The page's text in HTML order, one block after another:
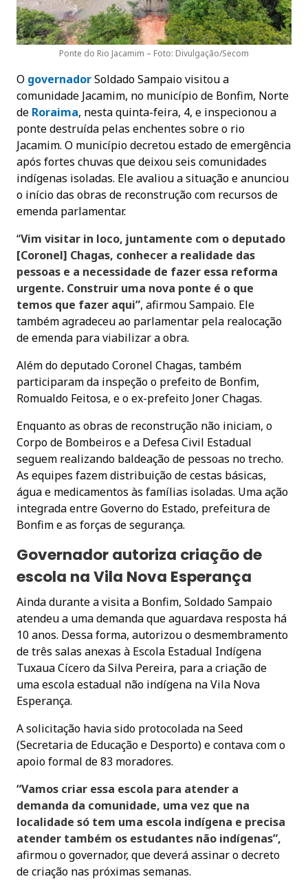
Ponte do Rio Jacamim – Foto: Divulgação/Secom
O governadorSoldado Sampaio visitou a
comunidade Jacamim, no município de Bonfim, Norte
de Roraima, nesta quinta-feira, 4, e inspecionou a
ponte destruída pelas enchentes sobre o rio
Jacamim. O município decretou estado de emergência
após fortes chuvas que deixou seis comunidades
indígenas isoladas. Ele avaliou a situação e anunciou
o início das obras de reconstrução com recursos de
emenda parlamentar.
“Vim visitar in loco, juntamente com o deputado
[Coronel] Chagas, conhecer a realidade das
pessoas e a necessidade de fazer essa reforma
urgente. Construir uma nova ponte é o que
temos que fazer aqui”, afirmou Sampaio. Ele
também agradeceu ao parlamentar pela realocação
de emenda para viabilizar a obra.
Além do deputado Coronel Chagas, também
participaram da inspeção o prefeito de Bonfim,
Romualdo Feitosa, e o ex-prefeito Joner Chagas.
Enquanto as obras de reconstrução não iniciam, o
Corpo de Bombeiros e a Defesa Civil Estadual
seguem realizando baldeação de pessoas no trecho.
As equipes fazem distribuição de cestas básicas,
água e medicamentos às famílias isoladas. Uma ação
integrada entre Governo do Estado, prefeitura de
Bonfim e as forças de segurança.
Governador autoriza criação de
escola na Vila Nova Esperança
Ainda durante a visita a Bonfim, Soldado Sampaio
atendeu a uma demanda que aguardava resposta há
10 anos. Dessa forma, autorizou o desmembramento
de três salas anexas à Escola Estadual Indígena
Tuxaua Cícero da Silva Pereira, para a criação de
uma escola estadual não indígena na Vila Nova
Esperança.
A solicitação havia sido protocolada na Seed
(Secretaria de Educação e Desporto) e contava com o
apoio formal de 83 moradores.
“Vamos criar essa escola para atender a
demanda da comunidade, uma vez que na
localidade só tem uma escola indígena e precisa
atender também os estudantes não indígenas”,
afirmou o governador, que deverá assinar o decreto
de criação nas próximas semanas.